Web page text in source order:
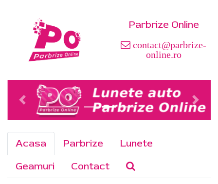
Parbrize Online
contact@parbrize-
online.ro
Acasa Parbrize
Lunete
Geamuri
Contact